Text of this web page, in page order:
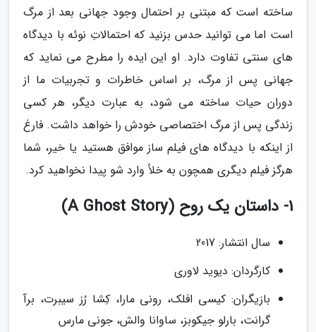
ساخته است که مبتنی بر احتمال وجود جهانی بعد از مرگ
است اما می توانید حدس بزنید که احتمالاتِ نوئه با دیدگاه
های سنتی تفاوت دارد. او این ایده را مطرح می نماید که
جهانی پس از مرگ، بر اساس خاطرات و تجربیات ما از
دوران حیات ساخته می شود، به عبارت دیگر، هر کسی
زندگی پس از مرگ اختصاصی خودش را خواهد داشت. فارغ
از اینکه با دیدگاه های فیلم ساز موافق هستید یا خیر، شما
هرگز فیلم دیگری همچون به خلأ وارد شو پیدا نخواهید کرد.
1- داستان یک روح (A Ghost Story)
سال انتشار: 2017
کارگردان: دیوید لاوری
بازیگران: کیسی افلک، رونی مارا، کِشا رُز سیبرت، برآ
گرانت، بارلو جیکوبز، ساوانا والش، جونی مارس